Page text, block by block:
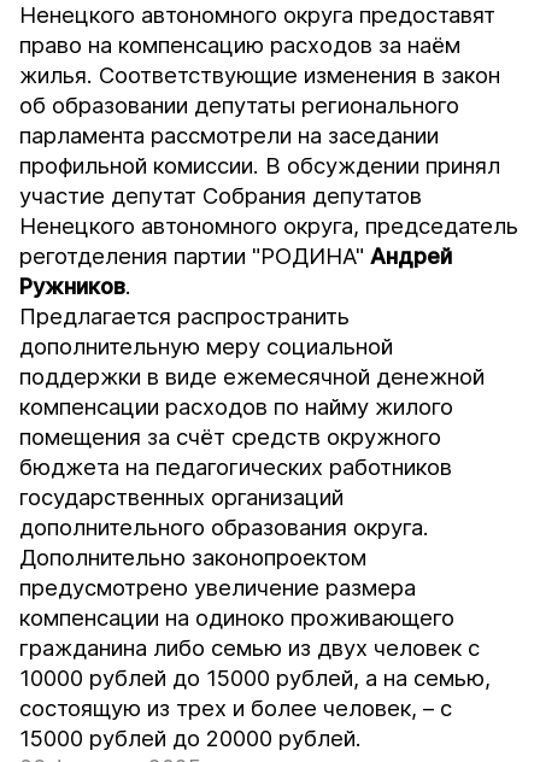
Ненецкого автономного округа предоставят
право на компенсацию расходов за наём
жилья. Соответствующие изменения в закон
об образовании депутаты регионального
парламента рассмотрели на заседании
профильной комиссии. В обсуждении принял
участие депутат Собрания депутатов
Ненецкого автономного округа, председатель
реготделения партии "РОДИНА"Андрей
Ружников.
Предлагается распространить
дополнительную меру социальной
поддержки в виде ежемесячной денежной
компенсации расходов по найму жилого
помещения за счёт средств окружного
бюджета на педагогических работников
государственных организаций
дополнительного образования округа.
Дополнительно законопроектом
предусмотрено увеличение размера
компенсации на одиноко проживающего
гражданина либо семью из двух человек с
10000 рублей до 15000 рублей, а на семью,
состоящую из трех и более человек, – с
15000 рублей до 20000 рублей.